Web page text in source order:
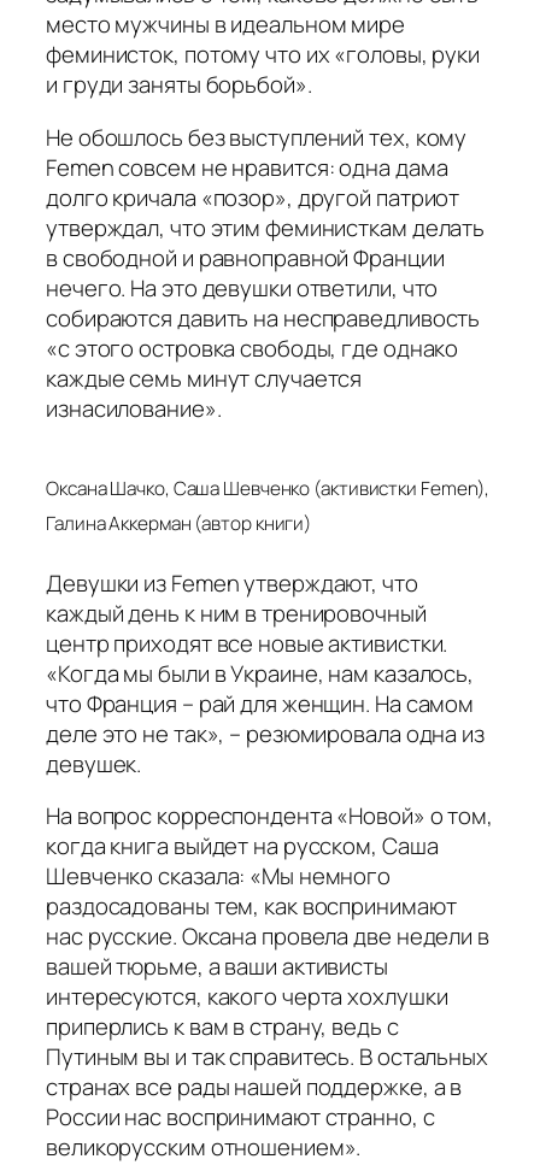
место мужчины в идеальном мире
феминисток, потому что их «головы, руки
и груди заняты борьбой».
Не обошлось без выступлений тех, кому
Femen совсем не нравится: одна дама
долго кричала «позор», другой патриот
утверждал, что этим феминисткам делать
в свободной и равноправной Франции
нечего. На это девушки ответили, что
собираются давить на несправедливость
«с этого островка свободы, где однако
каждые семь минут случается
изнасилование».
Оксана Шачко, Саша Шевченко (активистки Femen),
Галина Аккерман (автор книги)
Девушки из Femen утверждают, что
каждый день к ним в тренировочный
центр приходят все новые активистки.
«Когда мы были в Украине, нам казалось,
что Франция – рай для женщин. На самом
деле это не так», – резюмировала одна из
девушек.
На вопрос корреспондента «Новой» о том,
когда книга выйдет на русском, Саша
Шевченко сказала: «Мы немного
раздосадованы тем, как воспринимают
нас русские. Оксана провела две недели в
вашей тюрьме, а ваши активисты
интересуются, какого черта хохлушки
приперлись к вам в страну, ведь с
Путиным вы и так справитесь. В остальных
странах все рады нашей поддержке, а в
России нас воспринимают странно, с
великорусским отношением».